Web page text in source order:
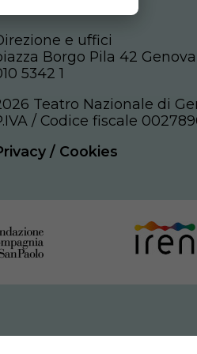
e uffici
Borgo Pila 42 Genova
5342 1
Teatro Nazionale di
/ Codice fiscale
/ Cookies